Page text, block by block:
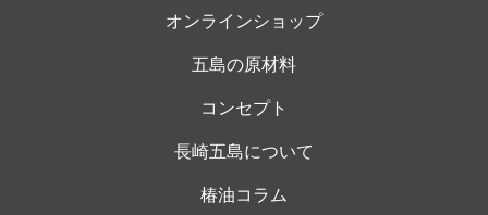
オンラインショップ
五島の原材料
コンセプト
長崎五島について
椿油コラム